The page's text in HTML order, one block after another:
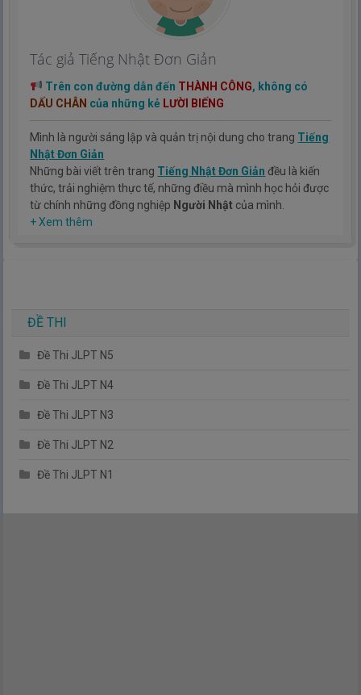
Tác giả Tiếng Nhật Đơn Giản
Trên con đường dẫn đến THÀNH CÔNG, không có
DẤU CHÂN của những kẻ LƯỜI BIẾNG
Mình là người sáng lập và quản trị nội dung cho trang Tiếng
Nhật Đơn Giản
Những bài viết trên trang Tiếng Nhật Đơn Giản đều là kiến
thức, trải nghiệm thực tế, những điều mà mình học hỏi được
từ chính những đồng nghiệp Người Nhật của mình.
Hy vọng rằng kinh nghiệm mà mình có được sẽ giúp các bạn
+ Xem thêm
ĐỀ THI
Đề Thi JLPT N5
Đề Thi JLPT N4
Đề Thi JLPT N3
Đề Thi JLPT N2
Đề Thi JLPT N1